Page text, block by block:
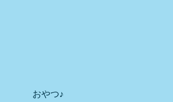
おやつ♪